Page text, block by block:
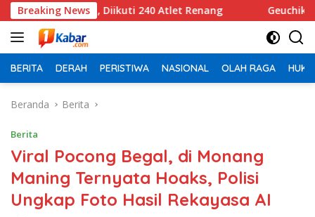
Langsung
ke
konten
Breaking News
Diikuti 240 Atlet Renang Geuchik Gampong Pondok
BERITA DERAH PERISTIWA NASIONAL OLAH RAGA
Beranda Berita
Berita
Viral Pocong Begal, di Monang
Maning Ternyata Hoaks, Polisi
Ungkap Foto Hasil Rekayasa AI